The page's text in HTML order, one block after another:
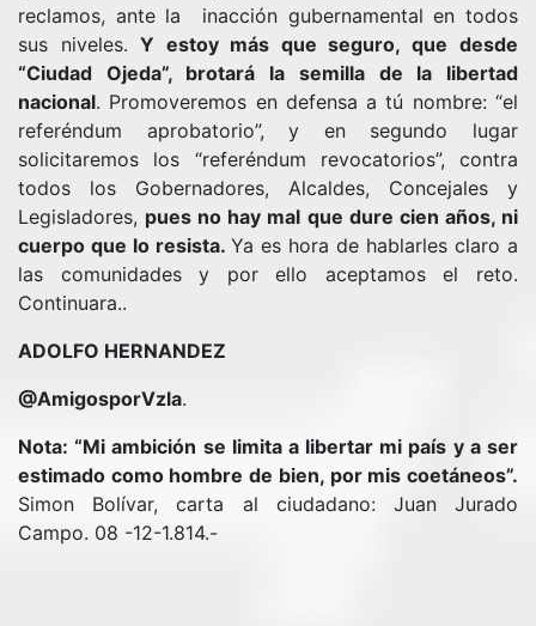
reclamos, ante la inacción gubernamental en todos
sus niveles. Y estoy más que seguro, que desde
“Ciudad Ojeda”, brotará la semilla de la libertad
nacional. Promoveremos en defensa a tú nombre: “el
referéndum aprobatorio”, y en segundo lugar
solicitaremos los “referéndum revocatorios”, contra
todos los Gobernadores, Alcaldes, Concejales y
Legisladores, pues no hay mal que dure cien años, ni
cuerpo que lo resista. Ya es hora de hablarles claro a
las comunidades y por ello aceptamos el reto.
Continuara..
ADOLFO HERNANDEZ
@AmigosporVzla.
Nota: “Mi ambición se limita a libertar mi país y a ser
estimado como hombre de bien, por mis coetáneos”.
Simon Bolívar, carta al ciudadano: Juan Jurado
Campo. 08 -12-1.814.-